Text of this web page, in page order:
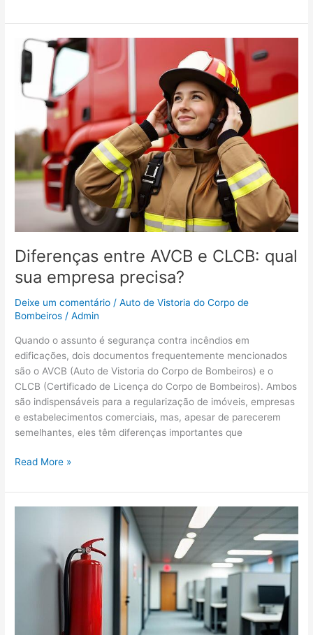
Diferenças entre AVCB e CLCB: qual
sua empresa precisa?
Deixe um comentário /Auto de Vistoria do Corpo de
Bombeiros /Admin
Quando o assunto é segurança contra incêndios em
edificações, dois documentos frequentemente mencionados
são o AVCB (Auto de Vistoria do Corpo de Bombeiros) e o
CLCB (Certificado de Licença do Corpo de Bombeiros). Ambos
são indispensáveis para a regularização de imóveis, empresas
e estabelecimentos comerciais, mas, apesar de parecerem
semelhantes, eles têm diferenças importantes que
Diferenças
entre
AVCB
sua
empresa
precisa?
Read More »
Extintores